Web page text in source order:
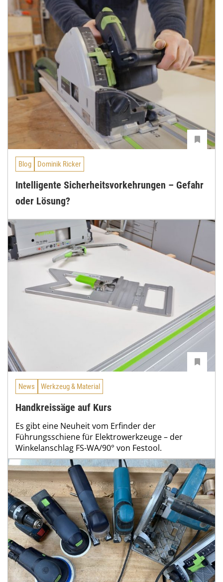
Blog Dominik Ricker
Intelligente Sicherheitsvorkehrungen – Gefahr
oder Lösung?
News Werkzeug & Material
Handkreissäge auf Kurs
Es gibt eine Neuheit vom Erfinder der
Führungsschiene für Elektrowerkzeuge – der
Winkelanschlag FS-WA/90° von Festool.